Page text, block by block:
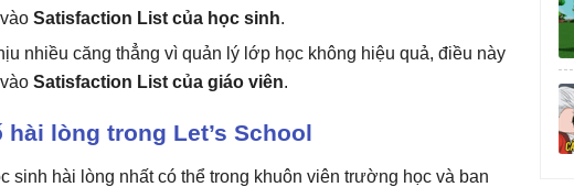
Satisfaction List của học sinh.
nhiều căng thẳng vì quản lý lớp học không hiệu quả, điều này
Satisfaction List của giáo viên.
lòng trong Let’s School
sinh hài lòng nhất có thể trong khuôn viên trường học và ban